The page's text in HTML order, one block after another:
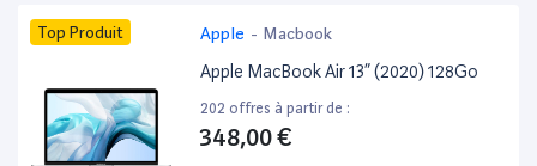
Top Produit Apple - Macbook
Apple MacBook Air 13” (2020) 128Go
202 offres à partir de :
348,00 €